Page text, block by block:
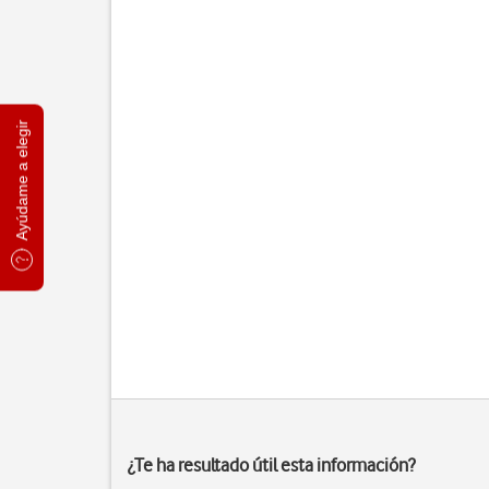
Ayúdame a elegir
¿Te ha resultado útil esta información?